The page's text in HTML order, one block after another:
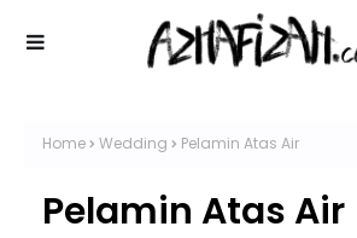
Home Wedding Pelamin Atas Air
Pelamin Atas Air